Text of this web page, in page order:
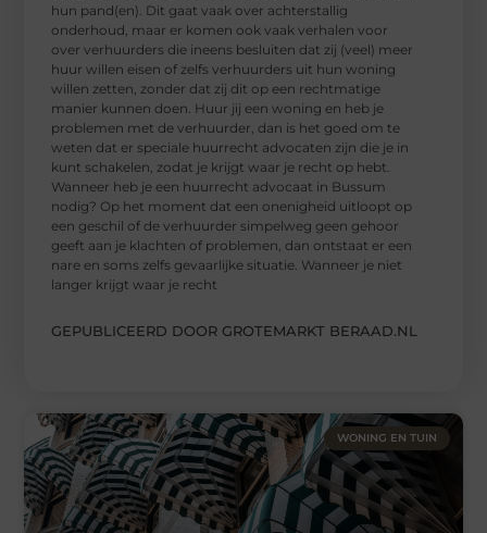
hun pand(en). Dit gaat vaak over achterstallig
onderhoud, maar er komen ook vaak verhalen voor
over verhuurders die ineens besluiten dat zij (veel) meer
huur willen eisen of zelfs verhuurders uit hun woning
willen zetten, zonder dat zij dit op een rechtmatige
manier kunnen doen. Huur jij een woning en heb je
problemen met de verhuurder, dan is het goed om te
weten dat er speciale huurrecht advocaten zijn die je in
kunt schakelen, zodat je krijgt waar je recht op hebt.
Wanneer heb je een huurrecht advocaat in Bussum
nodig? Op het moment dat een onenigheid uitloopt op
een geschil of de verhuurder simpelweg geen gehoor
geeft aan je klachten of problemen, dan ontstaat er een
nare en soms zelfs gevaarlijke situatie. Wanneer je niet
langer krijgt waar je recht
GEPUBLICEERD DOOR GROTEMARKT BERAAD.NL
WONING EN TUIN